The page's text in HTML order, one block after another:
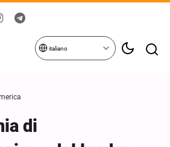
italiano
di